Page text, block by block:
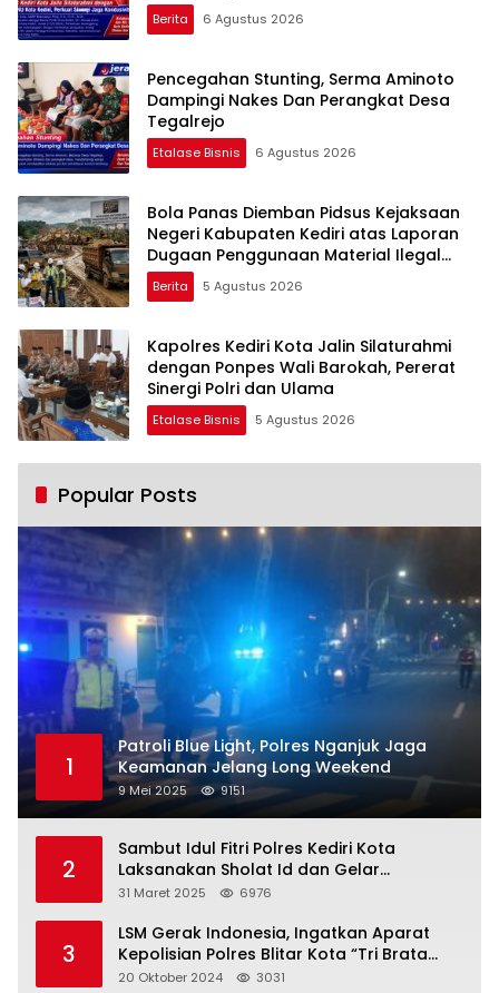
Berita 6 Agustus 2026
Pencegahan Stunting, Serma Aminoto
Dampingi Nakes Dan Perangkat Desa
Tegalrejo
Etalase Bisnis 6 Agustus 2026
Bola Panas Diemban Pidsus Kejaksaan
Negeri Kabupaten Kediri atas Laporan
Dugaan Penggunaan Material Ilegal
Proyek Tol Kediri Oleh PT. HASTARI JAYA
SENTOSA
Berita 5 Agustus 2026
Kapolres Kediri Kota Jalin Silaturahmi
dengan Ponpes Wali Barokah, Pererat
Sinergi Polri dan Ulama
Etalase Bisnis 5 Agustus 2026
Popular Posts
1
Patroli Blue Light, Polres Nganjuk Jaga
Keamanan Jelang Long Weekend
9 Mei 2025 9151
2
Sambut Idul Fitri Polres Kediri Kota
Laksanakan Sholat Id dan Gelar
Halalbihalal
31 Maret 2025 6976
3
LSM Gerak Indonesia, Ingatkan Aparat
Kepolisian Polres Blitar Kota “Tri Brata
Polri” Harus Diamalkan
20 Oktober 2024 3031